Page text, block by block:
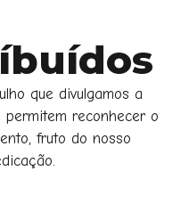
que divulgamos a
reconhecer o
fruto do nosso